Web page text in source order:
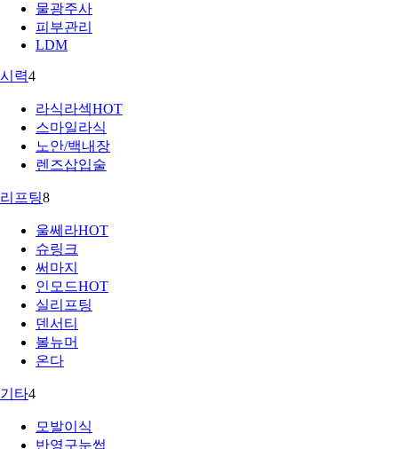
물광주사
피부관리
LDM
시력4
라식라섹HOT
스마일라식
노안/백내장
렌즈삽입술
리프팅8
울쎄라HOT
슈링크
써마지
인모드HOT
실리프팅
덴서티
볼뉴머
온다
기타4
모발이식
반영구눈썹